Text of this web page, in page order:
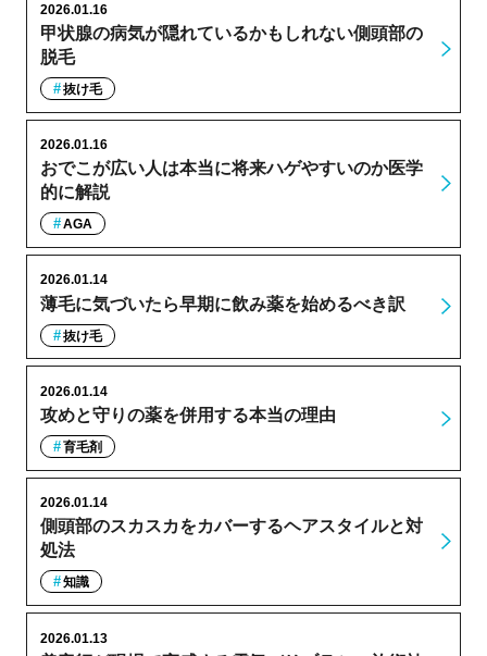
甲状腺の病気が隠れているかもしれない側頭部の
脱毛
2026.01.16
抜け毛
おでこが広い人は本当に将来ハゲやすいのか医学
的に解説
2026.01.16
AGA
薄毛に気づいたら早期に飲み薬を始めるべき訳
2026.01.14
抜け毛
攻めと守りの薬を併用する本当の理由
2026.01.14
育毛剤
側頭部のスカスカをカバーするヘアスタイルと対
処法
2026.01.14
知識
2026.01.13